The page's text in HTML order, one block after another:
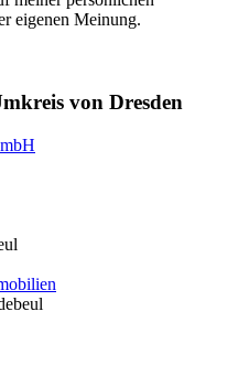
eigenen Meinung.
von Dresden